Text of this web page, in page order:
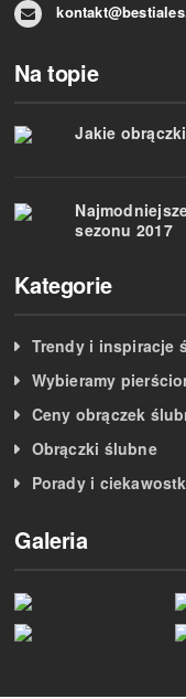
Na topie
Jakie
sezonu 2017
Kategorie
Trendy i inspiracje
Wybieramy
Ceny obrączek
Obrączki ślubne
Porady i
Galeria